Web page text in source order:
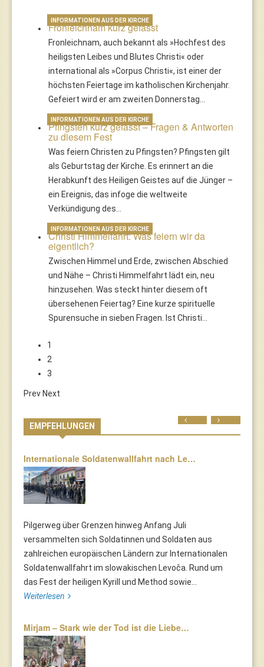
Fronleichnam kurz gefasst
Fronleichnam, auch bekannt als »Hochfest des
heiligsten Leibes und Blutes Christi« oder
international als »Corpus Christi«, ist einer der
höchsten Feiertage im katholischen Kirchenjahr.
Gefeiert wird er am zweiten Donnerstag…
INFORMATIONEN AUS DER KIRCHE
Pfingsten kurz gefasst – Fragen & Antworten
zu diesem Fest
Was feiern Christen zu Pfingsten? Pfingsten gilt
als Geburtstag der Kirche. Es erinnert an die
Herabkunft des Heiligen Geistes auf die Jünger –
ein Ereignis, das infoge die weltweite
Verkündigung des…
INFORMATIONEN AUS DER KIRCHE
Christi Himmelfahrt: Was feiern wir da
eigentlich?
Zwischen Himmel und Erde, zwischen Abschied
und Nähe – Christi Himmelfahrt lädt ein, neu
hinzusehen. Was steckt hinter diesem oft
übersehenen Feiertag? Eine kurze spirituelle
Spurensuche in sieben Fragen. Ist Christi…
INFORMATIONEN AUS DER KIRCHE
1
2
3
Prev Next
EMPFEHLUNGEN
Internationale Soldatenwallfahrt nach Le…
Pilgerweg über Grenzen hinweg Anfang Juli
versammelten sich Soldatinnen und Soldaten aus
zahlreichen europäischen Ländern zur Internationalen
Soldatenwallfahrt im slowakischen Levoča. Rund um
das Fest der heiligen Kyrill und Method sowie...
Weiterlesen
Mirjam – Stark wie der Tod ist die Liebe…